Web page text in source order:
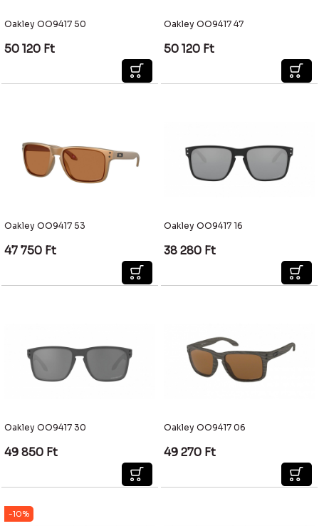
Oakley OO9417 50
50 120 Ft
Oakley OO9417 47
50 120 Ft
Oakley OO9417 53
47 750 Ft
Oakley OO9417 16
38 280 Ft
Oakley OO9417 30
49 850 Ft
Oakley OO9417 06
49 270 Ft
-10%